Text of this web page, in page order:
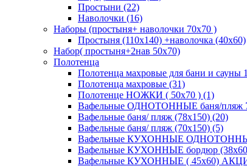
Простыни (22)
Наволочки (16)
Наборы (простыня+ наволочки 70х70 )
Простыня (110х140) +наволочка (40х60)
Набор( простыня+2нав 50х70)
Полотенца
Полотенца махровые для бани и сауны
Полотенца махровые (31)
Полотенце НОЖКИ ( 50х70 ) (1)
Вафельные ОДНОТОННЫЕ баня/пляж
Вафельные баня/ пляж (78х150) (20)
Вафельные баня/ пляж (70х150) (5)
Вафельные КУХОННЫЕ ОДНОТОННЫЕ
Вафельные КУХОННЫЕ бордюр
Вафельные КУХОННЫЕ ( 45х60)